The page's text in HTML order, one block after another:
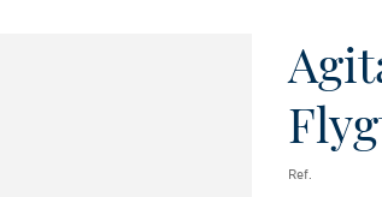
Ref.